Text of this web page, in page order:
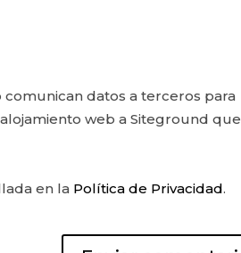
comunican datos a terceros para
web a Siteground que
en la Política de Privacidad.